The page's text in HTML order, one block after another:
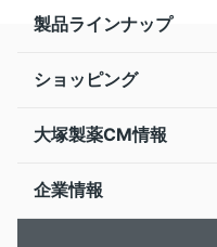
製品ラインナップ
ショッピング
大塚製薬CM情報
企業情報